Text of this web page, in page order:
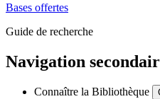
Bases offertes
Guide de recherche
Navigation
Connaître la Bibliothèque